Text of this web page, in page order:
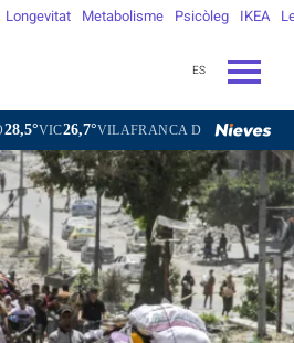
Longevitat Metabolisme Psicòleg IKEA
ES
VILAFRANCA DEL PENEDÈS 25,8°